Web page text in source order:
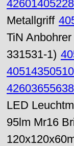
Metallgriff
TiN
331531-1)
LED
95lm Mr16